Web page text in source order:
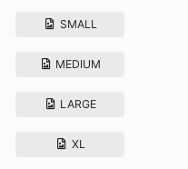
SMALL
MEDIUM
LARGE
XL